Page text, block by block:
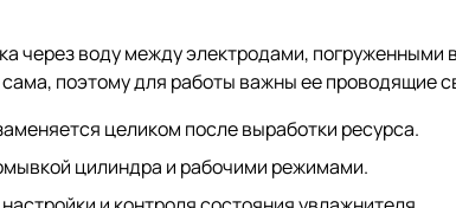
через воду между электродами, погруженными
поэтому для работы важны ее проводящие
целиком после выработки ресурса.
цилиндра и рабочими режимами.